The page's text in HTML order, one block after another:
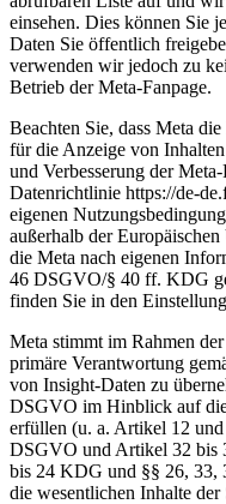
einsehen. Dies können Sie
Daten Sie öffentlich
verwenden wir jedoch zu
Betrieb der Meta-Fanpage.
Beachten Sie, dass Meta
für die Anzeige von
und Verbesserung der
Datenrichtlinie https://de-
eigenen
außerhalb der
die Meta nach eigenen
46 DSGVO/§ 40 ff. KDG
finden Sie in den
Meta stimmt im Rahmen
primäre Verantwortung
von Insight-Daten zu
DSGVO im Hinblick auf
erfüllen (u. a. Artikel 12
DSGVO und Artikel 32 bis
bis 24 KDG und §§ 26, 33,
die wesentlichen Inhalte